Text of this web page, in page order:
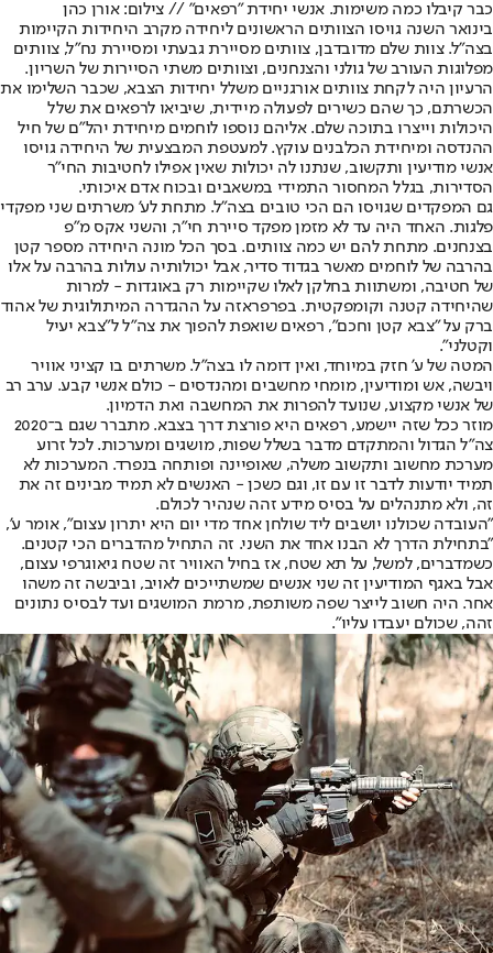
כבר קיבלו כמה משימות. אנשי יחידת "רפאים" // צילום: אורן כהן
בינואר השנה גויסו הצוותים הראשונים ליחידה מקרב היחידות הקיימות
בצה"ל. צוות שלם מדובדבן, צוותים מסיירת גבעתי ומסיירת נח"ל, צוותים
מפלוגות העורב של גולני והצנחנים, וצוותים משתי הסיירות של השריון.
הרעיון היה לקחת צוותים אורגניים משלל יחידות הצבא, שכבר השלימו את
הכשרתם, כך שהם כשירים לפעולה מיידית, שיביאו לרפאים את שלל
היכולות וייצרו בתוכה שלם. אליהם נוספו לוחמים מיחידת יהל"ם של חיל
ההנדסה ומיחידת הכלבנים עוקץ. למעטפת המבצעית של היחידה גויסו
אנשי מודיעין ותקשוב, שנתנו לה יכולות שאין אפילו לחטיבות החי"ר
הסדירות, בגלל המחסור התמידי במשאבים ובכוח אדם איכותי.
גם המפקדים שגויסו הם הכי טובים בצה"ל. מתחת לע' משרתים שני מפקדי
פלגות. האחד היה עד לא מזמן מפקד סיירת חי"ר, והשני אקס מ"פ
בצנחנים. מתחת להם יש כמה צוותים. בסך הכל מונה היחידה מספר קטן
בהרבה של לוחמים מאשר בגדוד סדיר, אבל יכולותיה עולות בהרבה על אלו
של חטיבה, ומשתוות בחלקן לאלו שקיימות רק באוגדות - למרות
שהיחידה קטנה וקומפקטית. בפרפראזה על ההגדרה המיתולוגית של אהוד
ברק על "צבא קטן וחכם", רפאים שואפת להפוך את צה"ל ל"צבא יעיל
וקטלני".
המטה של ע' חזק במיוחד, ואין דומה לו בצה"ל. משרתים בו קציני אוויר
ויבשה, אש ומודיעין, מומחי מחשבים ומהנדסים - כולם אנשי קבע. ערב רב
של אנשי מקצוע, שנועד להפרות את המחשבה ואת הדמיון.
מוזר ככל שזה יישמע, רפאים היא פורצת דרך בצבא. מתברר שגם ב־2020
צה"ל הגדול והמתקדם מדבר בשלל שפות, מושגים ומערכות. לכל זרוע
מערכת מחשוב ותקשוב משלה, שאופיינה ופותחה בנפרד. המערכות לא
תמיד יודעות לדבר זו עם זו, וגם כשכן - האנשים לא תמיד מבינים זה את
זה, ולא מתנהלים על בסיס מידע זהה שנהיר לכולם.
"העובדה שכולנו יושבים ליד שולחן אחד מדי יום היא יתרון עצום", אומר ע',
"בתחילת הדרך לא הבנו אחד את השני. זה התחיל מהדברים הכי קטנים.
כשמדברים, למשל, על תא שטח, אז בחיל האוויר זה שטח גיאוגרפי עצום,
אבל באגף המודיעין זה שני אנשים שמשתייכים לאויב, וביבשה זה משהו
אחר. היה חשוב לייצר שפה משותפת, מרמת המושגים ועד לבסיס נתונים
זהה, שכולם יעבדו עליו".